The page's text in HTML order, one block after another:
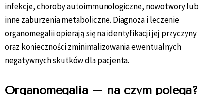
infekcje, choroby autoimmunologiczne, nowotwory lub
inne zaburzenia metaboliczne. Diagnoza i leczenie
organomegalii opierają się na identyfikacji jej przyczyny
oraz konieczności zminimalizowania ewentualnych
negatywnych skutków dla pacjenta.
Organomegalia – na czym polega?